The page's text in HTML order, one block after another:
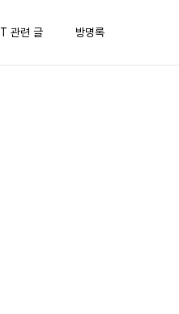
IT 관련 글 방명록